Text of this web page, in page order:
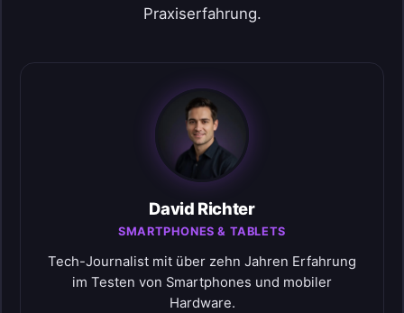
Praxiserfahrung.
David Richter
SMARTPHONES & TABLETS
Tech-Journalist mit über zehn Jahren Erfahrung
im Testen von Smartphones und mobiler
Hardware.